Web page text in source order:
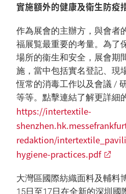
實施額外的健康及衛生防疫
作為展會的主辦方，與會者
福展覧最重要的考量。為了
場所的衞生和安全，展會期
施，當中包括實名登記、現
恆常的消毒工作以及會議 /
等等。點擊連結了解更詳細
https://intertextile-
redaktion/
hygiene-practices.pdf
大灣區國際紡織面料及輔料
15日至17日在全新的深圳國